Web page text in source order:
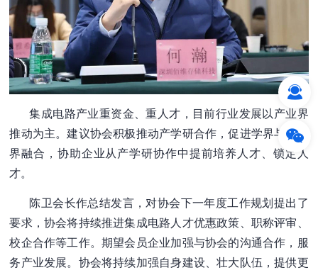
集成电路产业重资金、重人才，目前行业发展以产业界
推动为主。建议协会积极推动产学研合作，促进学界与产业
界融合，协助企业从产学研协作中提前培养人才、锁定人
才。
陈卫会长作总结发言，对协会下一年度工作规划提出了
要求，协会将持续推进集成电路人才优惠政策、职称评审、
校企合作等工作。期望会员企业加强与协会的沟通合作，服
务产业发展。协会将持续加强自身建设、壮大队伍，提供更